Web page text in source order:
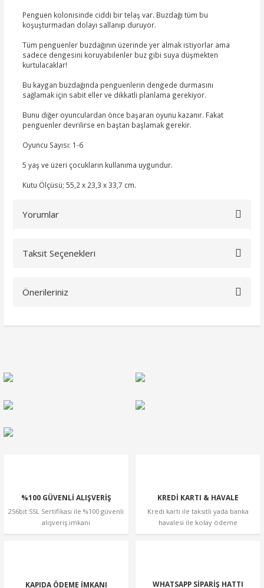
Penguen kolonisinde ciddi bir telaş var. Buzdağı tüm bu
koşuşturmadan dolayı sallanıp duruyor.
Tüm penguenler buzdağının üzerinde yer almak istiyorlar ama
sadece dengesini koruyabilenler buz gibi suya düşmekten
kurtulacaklar!
Bu kaygan buzdağında penguenlerin dengede durmasını
sağlamak için sabit eller ve dikkatli planlama gerekiyor.
Bunu diğer oyunculardan önce başaran oyunu kazanır. Fakat
penguenler devrilirse en baştan başlamak gerekir.
Oyuncu Sayısı: 1-6
5 yaş ve üzeri çocukların kullanıma uygundur.
Kutu Ölçüsü; 55,2 x 23,3 x 33,7 cm.
Yorumlar
Taksit Seçenekleri
Önerileriniz
Ürün resmi kalitesiz, bozuk veya görüntülenemiyor.
Ürün açıklamasında eksik bilgiler bulunuyor.
%100 GÜVENLİ ALIŞVERİŞ
256bit SSL Sertifikası ile %100 güvenli
alışveriş imkanı
KREDİ KARTI & HAVALE
Kredi kartı ile taksitli yada banka
havalesi ile kolay ödeme
KAPIDA ÖDEME İMKANI WHATSAPP SİPARİŞ HATTI